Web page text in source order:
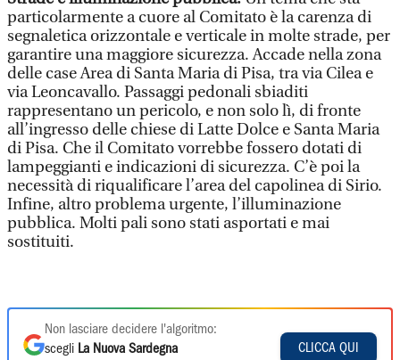
particolarmente a cuore al Comitato è la carenza di
segnaletica orizzontale e verticale in molte strade, per
garantire una maggiore sicurezza. Accade nella zona
delle case Area di Santa Maria di Pisa, tra via Cilea e
via Leoncavallo. Passaggi pedonali sbiaditi
rappresentano un pericolo, e non solo lì, di fronte
all’ingresso delle chiese di Latte Dolce e Santa Maria
di Pisa. Che il Comitato vorrebbe fossero dotati di
lampeggianti e indicazioni di sicurezza. C’è poi la
necessità di riqualificare l’area del capolinea di Sirio.
Infine, altro problema urgente, l’illuminazione
pubblica. Molti pali sono stati asportati e mai
sostituiti.
Non lasciare decidere l'algoritmo:
scegli La Nuova Sardegna
CLICCA QUI